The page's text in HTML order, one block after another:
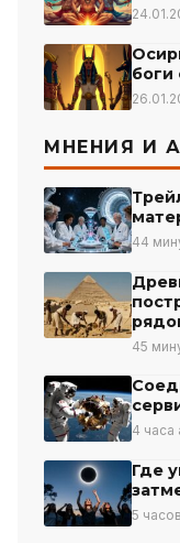
боги
МНЕНИЯ И
44
45
4 часа
Где
5